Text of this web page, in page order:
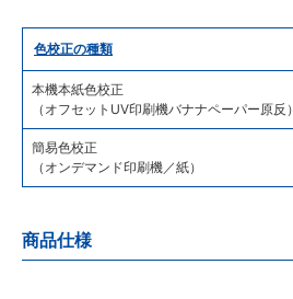
色校正の種類
本機本紙色校正
（オフセットUV印刷機バナナペーパー原反）
簡易色校正
（オンデマンド印刷機／紙）
商品仕様